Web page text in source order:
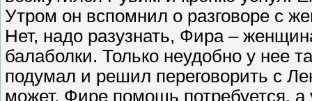
Утром он вспомнил о разговоре с
Нет, надо разузнать, Фира –
балаболки. Только неудобно у нее
подумал и решил переговорить с
может, Фире помощь потребуется, а